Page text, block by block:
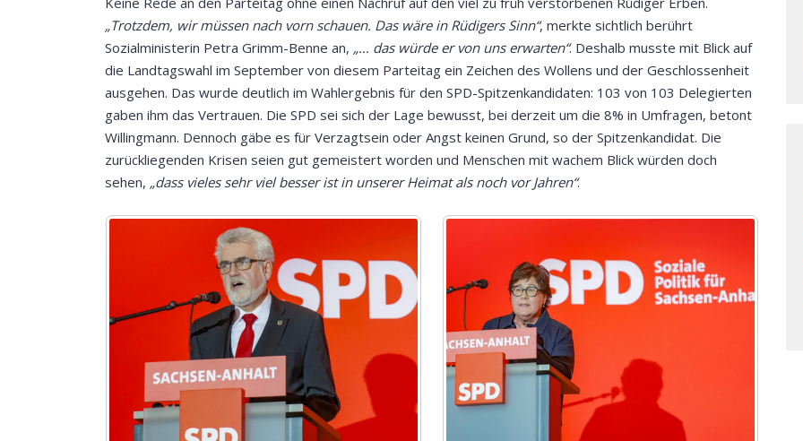
„Trotzdem, wir müssen nach vorn schauen. Das wäre in Rüdigers Sinn“, merkte sichtlich berührt
Sozialministerin Petra Grimm-Benne an, „… das würde er von uns erwarten“. Deshalb musste mit Blick auf
die Landtagswahl im September von diesem Parteitag ein Zeichen des Wollens und der Geschlossenheit
ausgehen. Das wurde deutlich im Wahlergebnis für den SPD-Spitzenkandidaten: 103 von 103 Delegierten
gaben ihm das Vertrauen. Die SPD sei sich der Lage bewusst, bei derzeit um die 8% in Umfragen, betont
Willingmann. Dennoch gäbe es für Verzagtsein oder Angst keinen Grund, so der Spitzenkandidat. Die
zurückliegenden Krisen seien gut gemeistert worden und Menschen mit wachem Blick würden doch
sehen, „dass vieles sehr viel besser ist in unserer Heimat als noch vor Jahren“.